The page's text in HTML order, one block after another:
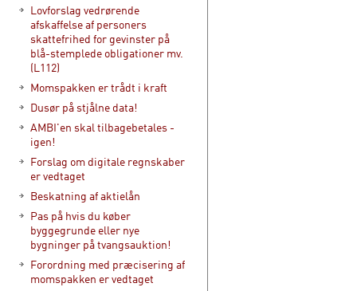
Lovforslag vedrørende
afskaffelse af personers
skattefrihed for gevinster på
blå-stemplede obligationer mv.
(L112)
Momspakken er trådt i kraft
Dusør på stjålne data!
AMBI'en skal tilbagebetales -
igen!
Forslag om digitale regnskaber
er vedtaget
Beskatning af aktielån
Pas på hvis du køber
byggegrunde eller nye
bygninger på tvangsauktion!
Forordning med præcisering af
momspakken er vedtaget